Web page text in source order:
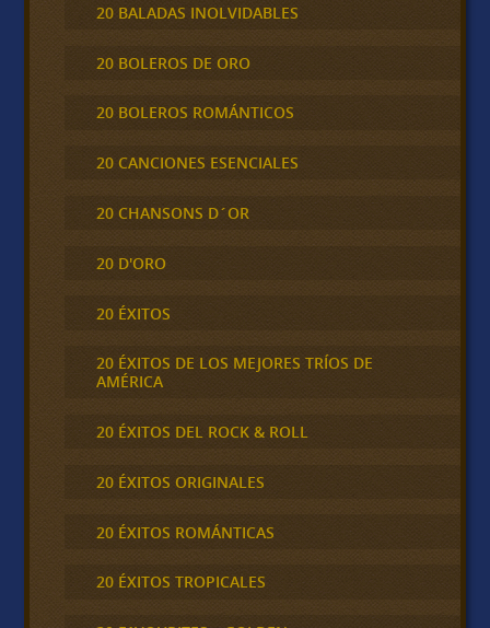
20 BALADAS INOLVIDABLES
20 BOLEROS DE ORO
20 BOLEROS ROMÁNTICOS
20 CANCIONES ESENCIALES
20 CHANSONS D´OR
20 D'ORO
20 ÉXITOS
20 ÉXITOS DE LOS MEJORES TRÍOS DE
AMÉRICA
20 ÉXITOS DEL ROCK & ROLL
20 ÉXITOS ORIGINALES
20 ÉXITOS ROMÁNTICAS
20 ÉXITOS TROPICALES